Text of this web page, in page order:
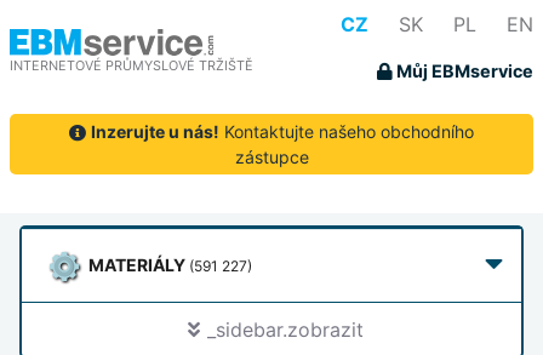
INTERNETOVÉ PRŮMYSLOVÉ TRŽIŠTĚ
CZ SK PL EN
Můj EBMservice
Inzerujte u nás! Kontaktujte našeho obchodního
zástupce
MATERIÁLY (591 227)
_sidebar.zobrazit